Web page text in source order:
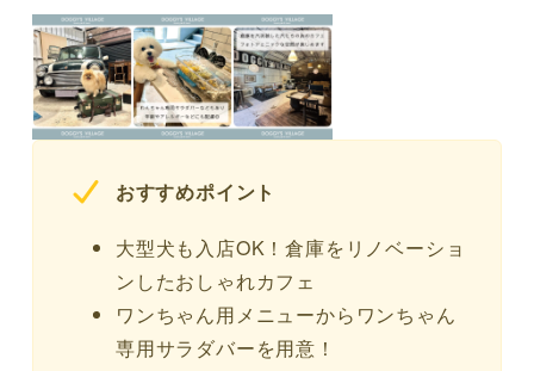
おすすめポイント
大型犬も入店OK！倉庫をリノベーショ
ンしたおしゃれカフェ
ワンちゃん用メニューからワンちゃん
専用サラダバーを用意！